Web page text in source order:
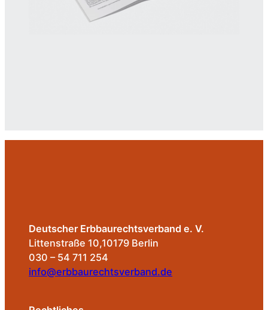
Deutscher Erbbaurechtsverband e. V.
Littenstraße 10,10179 Berlin
030 – 54 711 254
info@erbbaurechtsverband.de